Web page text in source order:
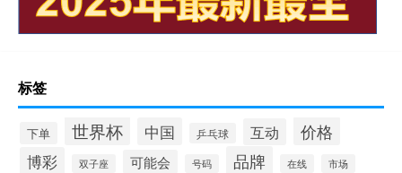
标签
下单 世界杯 中国 乒乓球 互动 价格
博彩 双子座 可能会 号码 品牌 在线 市场